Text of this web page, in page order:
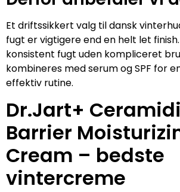
Et driftssikkert valg til dansk
fugt er vigtigere end en helt let
konsistent fugt uden kompliceret
kombineres med serum og SPF for
effektiv rutine.
Dr.Jart+
Barrier
Cream – bedste
vintercreme